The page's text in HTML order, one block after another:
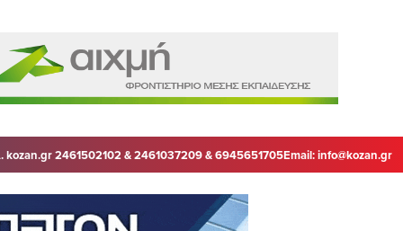
kozan.gr 2461502102 & 2461037209 & 6945651705Email:info@kozan.gr